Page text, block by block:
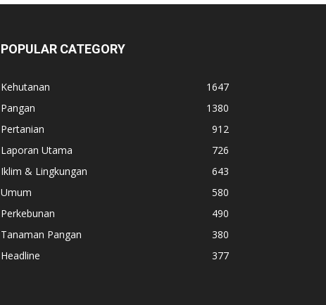
POPULAR CATEGORY
Kehutanan
1647
Pangan
1380
Pertanian
912
Laporan Utama
726
Iklim & Lingkungan
643
Umum
580
Perkebunan
490
Tanaman Pangan
380
Headline
377